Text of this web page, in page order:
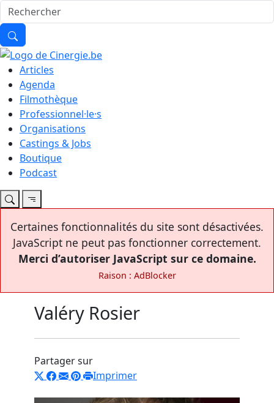
Articles
Agenda
Filmothèque
Professionnel·le·s
Organisations
Castings & Jobs
Boutique
Podcast
Certaines fonctionnalités du site sont désactivées.
JavaScript ne peut pas fonctionner correctement.
Merci d’autoriser JavaScript sur ce domaine.
Raison : AdBlocker
Valéry Rosier
Partager sur
Imprimer